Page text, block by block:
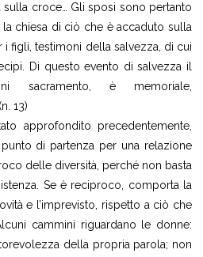
sulla croce… Gli sposi sono pertanto
chiesa di ciò che è accaduto sulla
i figli, testimoni della salvezza, di cui
Di questo evento di salvezza il
sacramento, è memoriale,
13)
approfondito precedentemente,
di partenza per una relazione
delle diversità, perché non basta
Se è reciproco, comporta la
e l’imprevisto, rispetto a ciò che
cammini riguardano le donne:
della propria parola; non